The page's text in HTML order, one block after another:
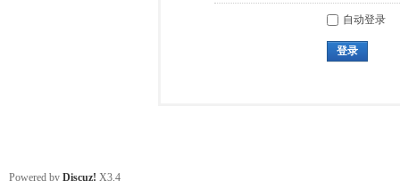
自动登录
登录
Powered by Discuz! X3.4